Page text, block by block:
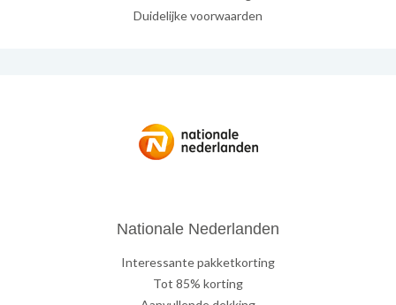
Duidelijke voorwaarden
Nationale Nederlanden
Interessante pakketkorting
Tot 85% korting